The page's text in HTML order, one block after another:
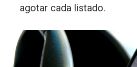
agotar cada listado.